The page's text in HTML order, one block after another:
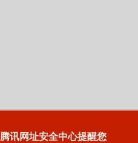
腾讯网址安全中心提醒您